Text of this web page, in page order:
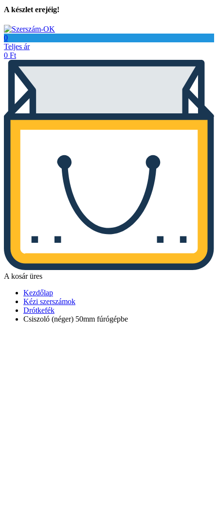
A készlet erejéig!
0
Teljes ár
0 Ft
A kosár üres
Kezdőlap
Kézi szerszámok
Drótkefék
Csiszoló (néger) 50mm fúrógépbe